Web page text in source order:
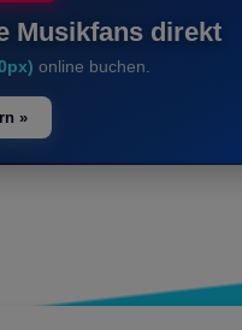
Musikfans direkt
online buchen.
»